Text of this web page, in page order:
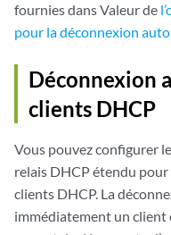
fournies dans Valeur de
pour la déconnexion
Déconnexion
clients DHCP
Vous pouvez configurer
relais DHCP étendu
clients DHCP. La
immédiatement un